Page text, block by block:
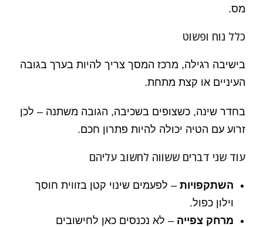
מס.
כלל נוח ופשוט
בישיבה רגילה, מרכז המסך צריך להיות בערך בגובה
העיניים או קצת מתחת.
בחדר שינה, כשצופים בשכיבה, הגובה משתנה – לכן
זרוע עם הטיה יכולה להיות פתרון חכם.
עוד שני דברים ששווה לחשוב עליהם
השתקפויות – לפעמים שינוי קטן בזווית חוסך
וילון כפול.
מרחק צפייה – לא נכנסים כאן לחישובים